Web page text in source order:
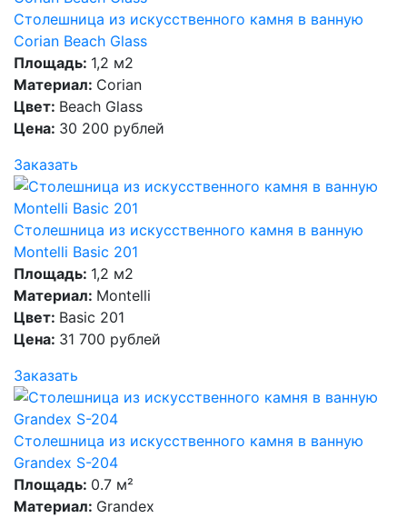
Столешница из искусственного камня в ванную
Corian Beach Glass
Площадь: 1,2 м2
Материал: Corian
Цвет: Beach Glass
Цена: 30 200 рублей
Заказать
Столешница из искусственного камня в ванную
Montelli Basic 201
Площадь: 1,2 м2
Материал: Montelli
Цвет: Basic 201
Цена: 31 700 рублей
Заказать
Столешница из искусственного камня в ванную
Grandex S-204
Площадь: 0.7 м²
Материал: Grandex